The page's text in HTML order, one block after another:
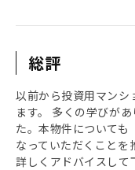
総評
以前から投資用マンシ
ます。 多くの学びが
た。本物件について
なっていただくことを
詳しくアドバイスして